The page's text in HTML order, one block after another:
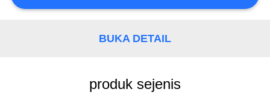
BUKA DETAIL
produk sejenis